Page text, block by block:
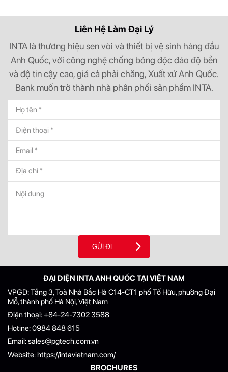
Liên Hệ Làm Đại Lý
INTA là thương hiệu sen vòi và thiết bị vệ sinh hàng đầu
Anh Quốc, với công nghệ chống bỏng độc đáo độ bền
và độ tin cậy cao, giá cả phải chăng, Xuất xứ Anh Quốc.
Bank muốn trở thành nhà phân phối sản phẩm INTA.
GỬI ĐI
ĐẠI DIỆN INTA ANH QUỐC TẠI VIỆT NAM
VPGD: Tầng 3, Toà Nhà Bắc Hà C14-CT1 phố Tố Hữu, phường Đại
Mỗ, thành phố Hà Nội, Việt Nam
Điện thoại:+84-24-7302 3588
Hotine:0984 848 615
Email:sales@pgtech.com.vn
Website:https://intavietnam.com/
BROCHURES